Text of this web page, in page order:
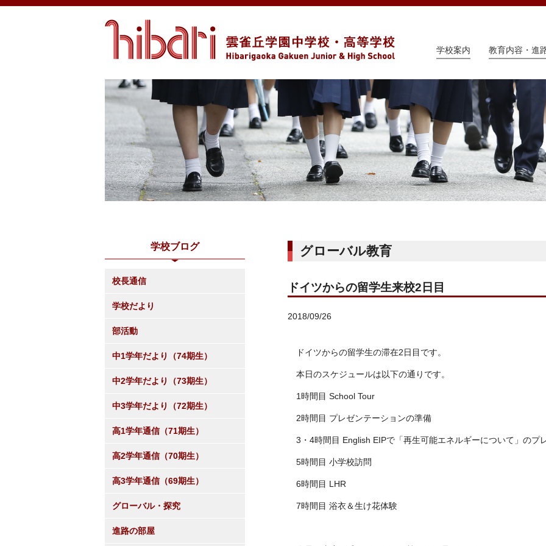
学校案内 教育内容・進
グローバル教育
ドイツからの留学生来校2日目
2018/09/26
ドイツからの留学生の滞在2日目です。
本日のスケジュールは以下の通りです。
1時間目 School Tour
2時間目 プレゼンテーションの準備
3・4時間目 English EIPで「再生可能エネルギーについて」のプ
5時間目 小学校訪問
6時間目 LHR
7時間目 浴衣＆生け花体験
学校ブログ
校長通信
学校だより
部活動
中1学年だより（74期生）
中2学年だより（73期生）
中3学年だより（72期生）
高1学年通信（71期生）
高2学年通信（70期生）
高3学年通信（69期生）
グローバル・探究
進路の部屋